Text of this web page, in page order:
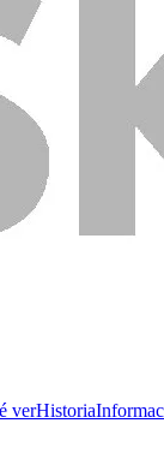
verHistoria